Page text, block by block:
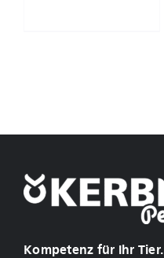
Kompetenz für Ihr Tier.